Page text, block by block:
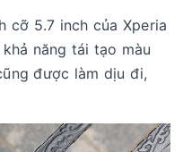
cỡ 5.7 inch của Xperia
năng tái tạo màu
được làm dịu đi,